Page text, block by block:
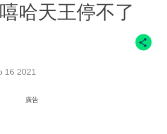
哈天王停不了
16 2021
廣告